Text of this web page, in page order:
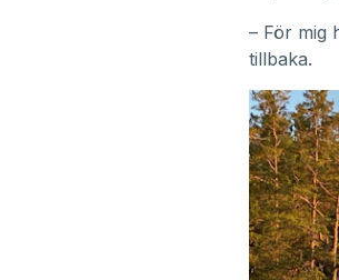
– För mig
tillbaka.